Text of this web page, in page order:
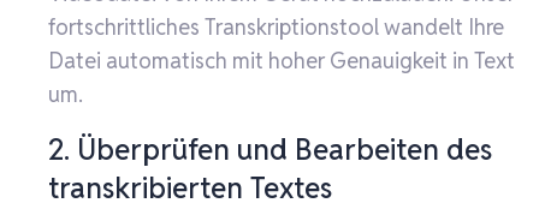
fortschrittliches Transkriptionstool wandelt Ihre
Datei automatisch mit hoher Genauigkeit in Text
um.
2. Überprüfen und Bearbeiten des
transkribierten Textes